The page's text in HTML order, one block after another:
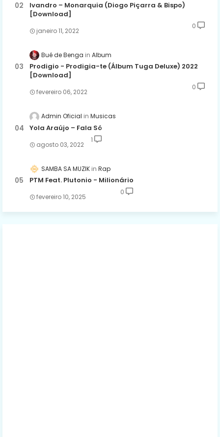
Ivandro – Monarquia (Diogo Piçarra & Bispo)
[Download]
janeiro 11, 2022
0
Bué de Benga Album
Prodigio - Prodigia-te (Álbum Tuga Deluxe) 2022
[Download]
fevereiro 06, 2022
0
Admin Oficial Musicas
Yola Araújo – Fala Só
agosto 03, 2022
1
SAMBA SA MUZIK Rap
PTM Feat. Plutonio - Milionário
fevereiro 10, 2025
0